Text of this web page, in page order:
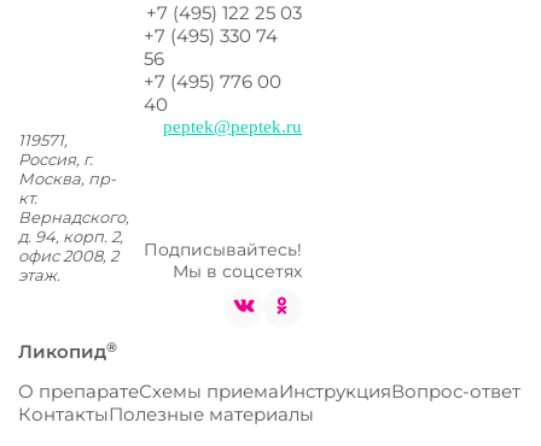
119571,
Россия, г.
Москва, пр-
кт.
Вернадского,
д. 94, корп. 2,
офис 2008, 2
этаж.
+7 (495) 122 25 03
+7 (495) 330 74
56
+7 (495) 776 00
40
peptek@peptek.ru
Подписывайтесь!
Мы в соцсетях
Ликопид®
О препаратеСхемы приемаИнструкцияВопрос-ответ
КонтактыПолезные материалы